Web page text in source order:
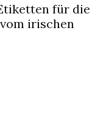
für die
irischen